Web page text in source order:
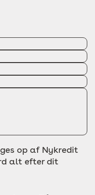
op af Nykredit
alt efter dit